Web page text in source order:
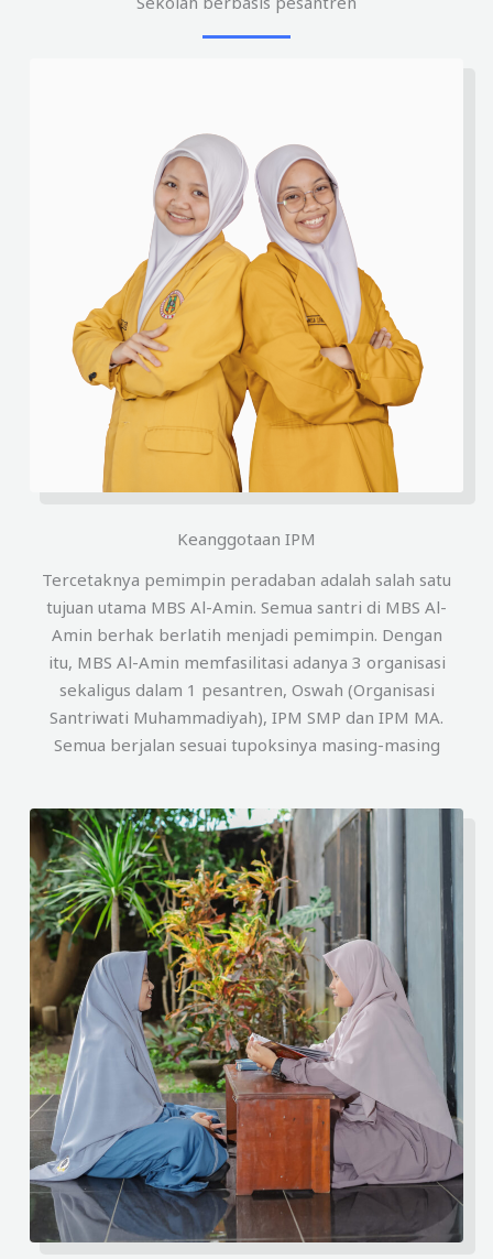
Keanggotaan IPM
Tercetaknya pemimpin peradaban adalah salah satu
tujuan utama MBS Al-Amin. Semua santri di MBS Al-
Amin berhak berlatih menjadi pemimpin. Dengan
itu, MBS Al-Amin memfasilitasi adanya 3 organisasi
sekaligus dalam 1 pesantren, Oswah (Organisasi
Santriwati Muhammadiyah), IPM SMP dan IPM MA.
Semua berjalan sesuai tupoksinya masing-masing